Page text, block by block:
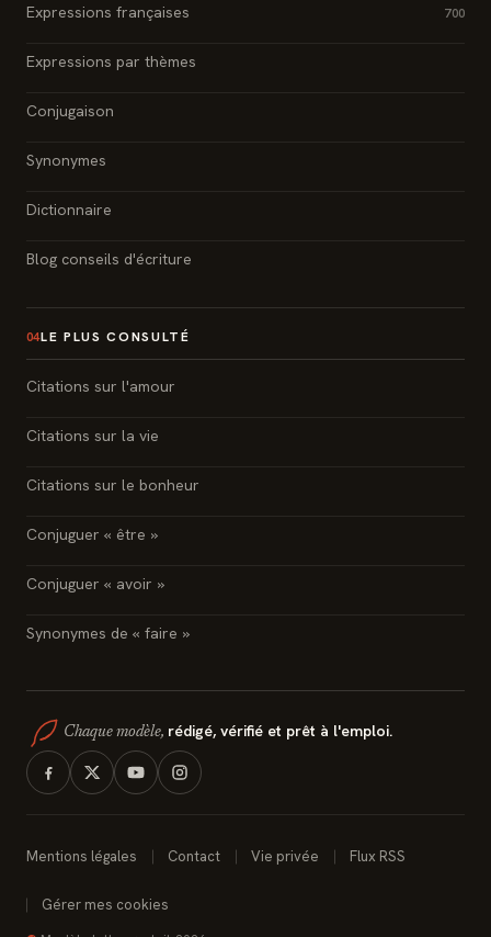
Expressions françaises 700
Expressions par thèmes
Conjugaison
Synonymes
Dictionnaire
Blog conseils d'écriture
04LE PLUS CONSULTÉ
Citations sur l'amour
Citations sur la vie
Citations sur le bonheur
Conjuguer « être »
Conjuguer « avoir »
Synonymes de « faire »
Chaque modèle, rédigé, vérifié et prêt à l'emploi.
Mentions légales Contact Vie privée Flux RSS
Gérer mes cookies